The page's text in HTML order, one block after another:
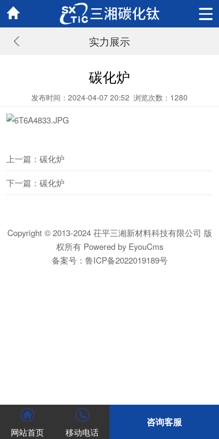
实力展示
碳化炉
发布时间：2024-04-07 20:52 浏览次数： 1280
上一篇：碳化炉
下一篇：碳化炉
Copyright © 2013-2024 茌平三湘新材料科技有限公司 版
权所有Powered by EyouCms
备案号： 鲁ICP备2022019189号
网站首页 移动电话
咨询客服